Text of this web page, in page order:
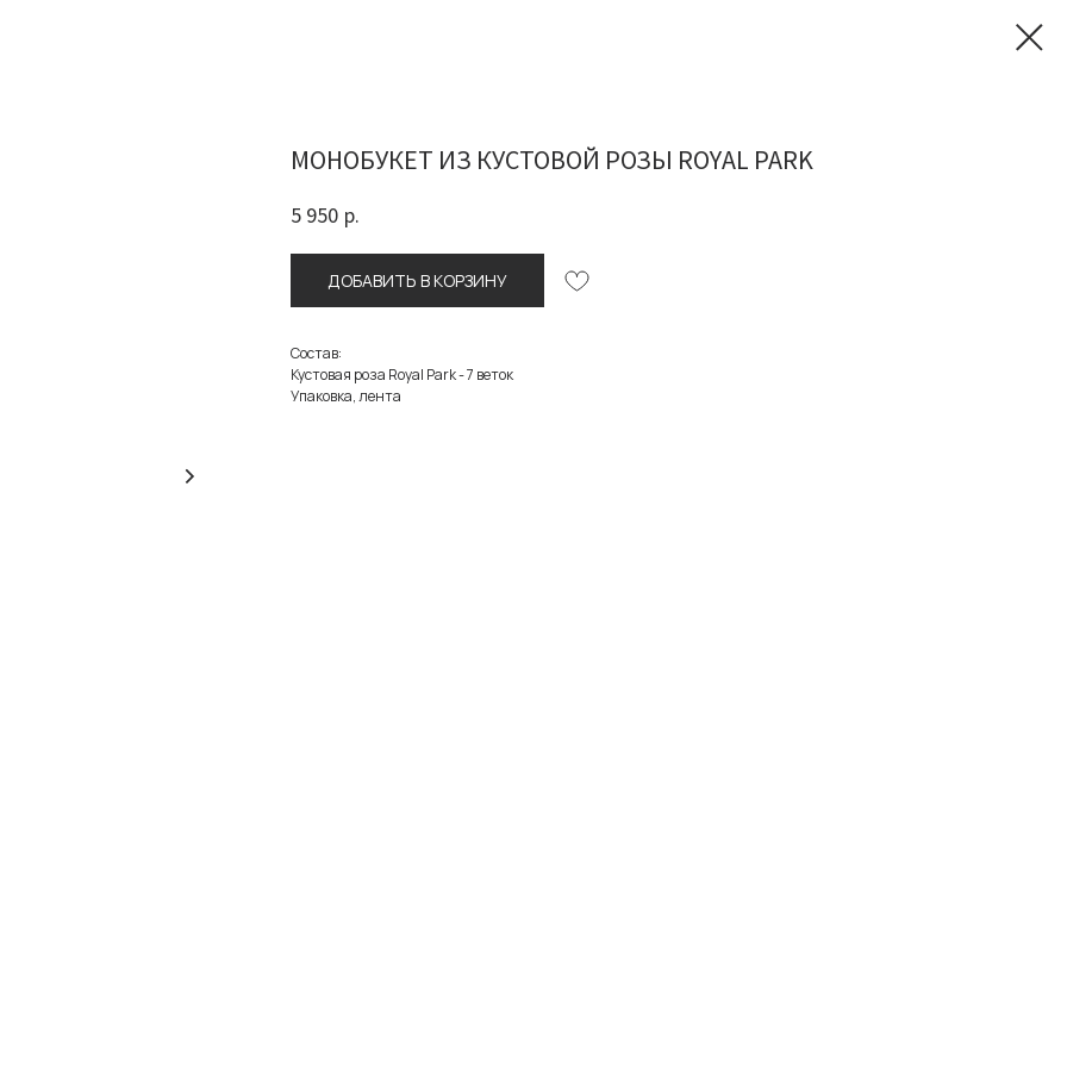
МОНОБУКЕТ ИЗ КУСТОВОЙ РОЗЫ ROYAL PARK
5 950 р.
ДОБАВИТЬ В КОРЗИНУ
Состав:
Кустовая роза Royal Park - 7 веток
Упаковка, лента